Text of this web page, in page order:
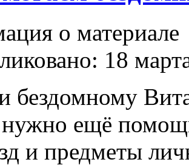
о материале
18
бездомному
ещё
и предметы